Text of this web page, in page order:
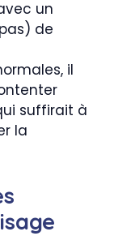
un
de
il
suffirait à
la